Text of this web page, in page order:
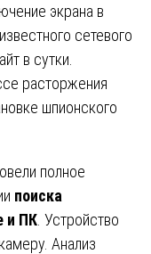
экрана в
сетевого
в сутки.
расторжения
шпионского
полное
поиска
и ПК . Устройство
Анализ